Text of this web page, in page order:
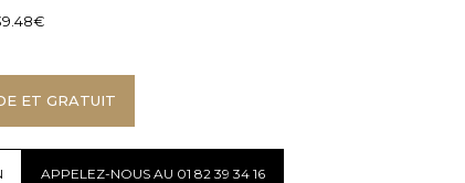
€
ET GRATUIT
APPELEZ-NOUS AU 01 82 39 34 16